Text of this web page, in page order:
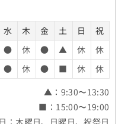
水 木 金 土 日
祝
● 休 ● ▲ 休
休
● 休 ● ■ 休
休
▲：9:30〜13:30
■：15:00〜19:00
：木曜日、日曜日、祝祭日